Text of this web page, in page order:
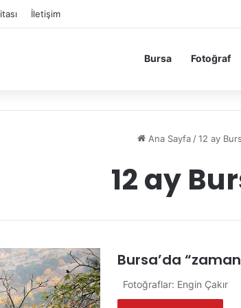
İletişim
Bursa Fotoğraf
Ana Sayfa /12 ay
12 ay
Bursa’da
Fotoğraflar: Engin Çakır